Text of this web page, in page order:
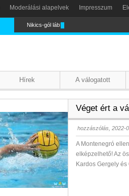
Moderálási alapelvek Impresszum
Nikics-gól lábbal
Hírek A válogatott
Véget ért a
hozzászólás, 2022-
A Montenegró
elképzelhető! Az
Kardos Gergely